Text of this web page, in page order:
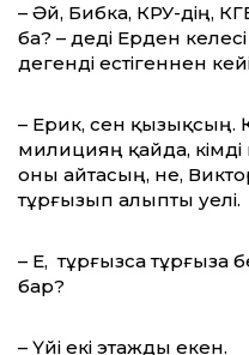
– Әй, Бибка, КРУ-дің,
ба? – деді Ерден
дегенді естігеннен
– Ерик, сен қызықсың.
милицияң қайда, кімді
оны айтасың, әне,
тұрғызып алыпты әуелі.
– Е, тұрғызса тұрғыза
бар?
– Үйі екі этажды екен.